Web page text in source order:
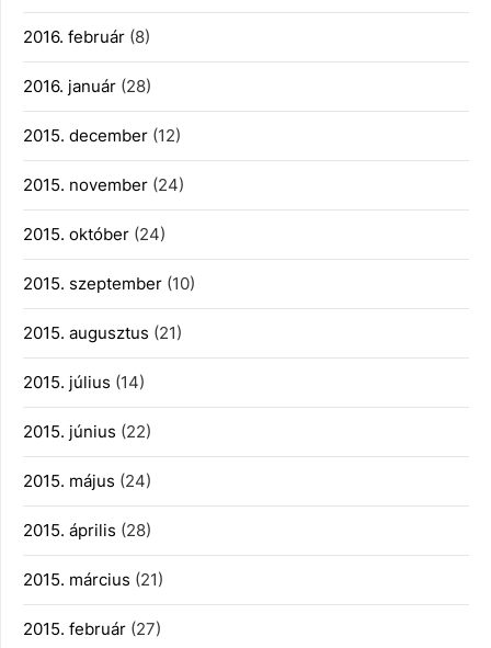
2016. február (8)
2016. január (28)
2015. december (12)
2015. november (24)
2015. október (24)
2015. szeptember (10)
2015. augusztus (21)
2015. július (14)
2015. június (22)
2015. május (24)
2015. április (28)
2015. március (21)
2015. február (27)